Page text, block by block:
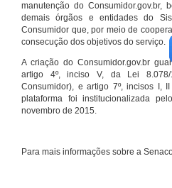
manutenção do Consumidor.gov.br,
demais órgãos e entidades do
Consumidor que, por meio de
consecução dos objetivos do serviço.
A criação do Consumidor.gov.br
artigo 4º, inciso V, da Lei
Consumidor), e artigo 7º, incisos I,
plataforma foi institucionalizada
novembro de 2015.
Para mais informações sobre a